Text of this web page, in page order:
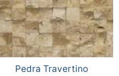
Pedra Travertino